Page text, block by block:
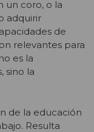
un coro, o la
adquirir
de
relevantes para
es la
sino la
de la educación
Resulta